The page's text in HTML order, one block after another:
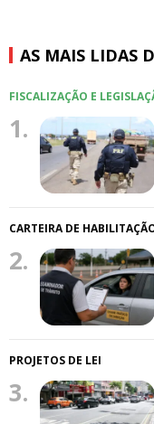
AS MAIS LIDAS
FISCALIZAÇÃO E
1.
CARTEIRA DE
2.
PROJETOS DE LEI
3.